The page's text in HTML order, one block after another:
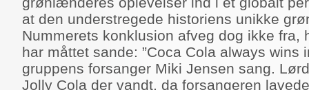
at den understregede historiens unikke
Nummerets konklusion afveg dog ikke fra,
har måttet sande: ”Coca Cola always wins
gruppens forsanger Miki Jensen sang.
Jolly Cola der vandt, da forsangeren